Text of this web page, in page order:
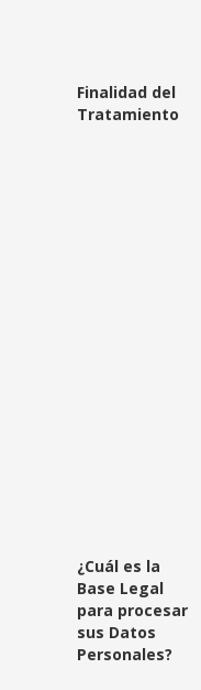
Finalidad del
Tratamiento
¿Cuál es la
Base Legal
para procesar
sus Datos
Personales?